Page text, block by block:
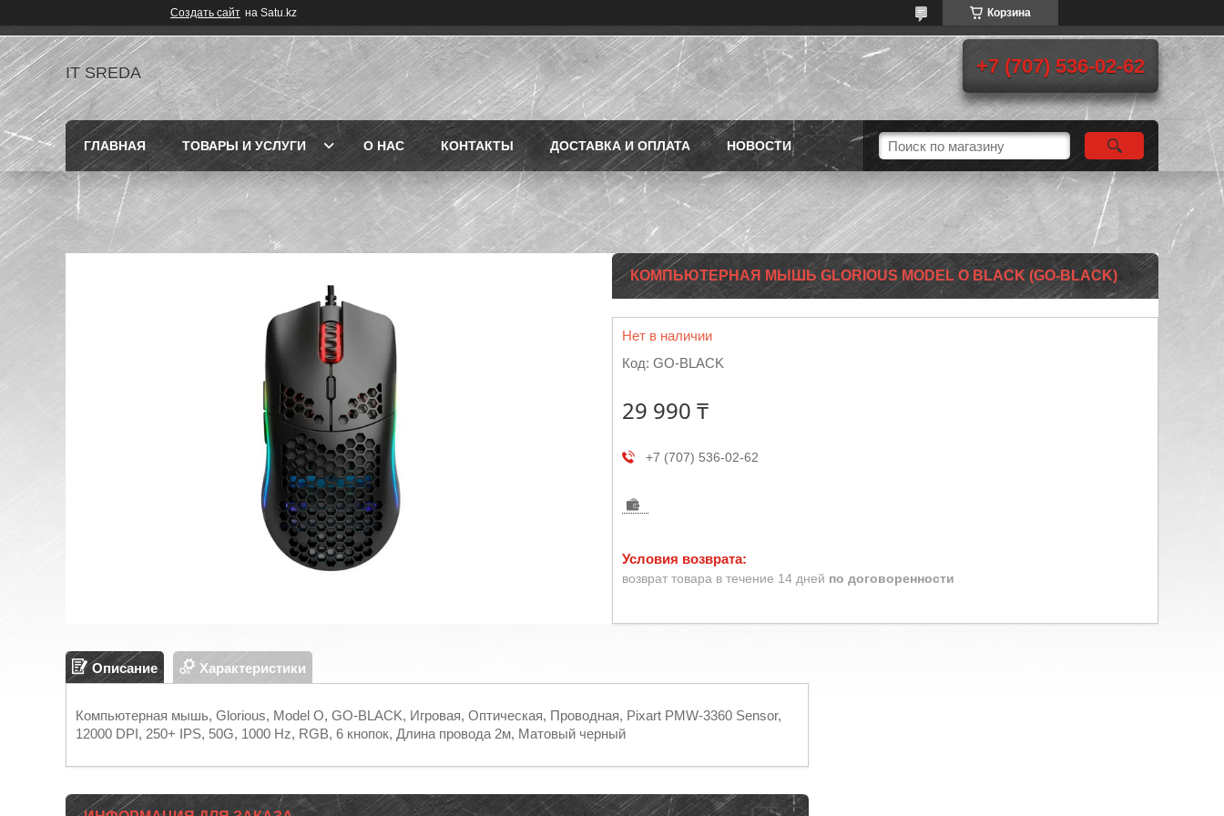
Создать сайт на Satu.kz Корзина
IT SREDA +7 (707) 536-02-62
ГЛАВНАЯ ТОВАРЫ И УСЛУГИ О НАС КОНТАКТЫ ДОСТАВКА И ОПЛАТА НОВОСТИ
КОМПЬЮТЕРНАЯ МЫШЬ GLORIOUS MODEL O BLACK (GO-BLACK)
Нет в наличии
Код: GO-BLACK
29 990 ₸
+7 (707) 536-02-62
возврат товара в течение 14 дней по договоренности
Описание Характеристики
Компьютерная мышь, Glorious, Model O, GO-BLACK, Игровая, Оптическая, Проводная, Pixart PMW-3360 Sensor,
12000 DPI, 250+ IPS, 50G, 1000 Hz, RGB, 6 кнопок, Длина провода 2м, Матовый черный